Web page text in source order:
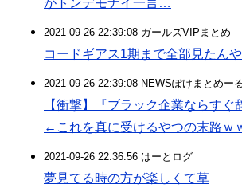
がトンデモナイ一言…
2021-09-26 22:39:08 ガールズVIPまとめ
コードギアス1期まで全部見たん
2021-09-26 22:39:08 NEWSぽけまとめー
【衝撃】『ブラック企業ならすぐ
←これを真に受けるやつの末路ｗ
2021-09-26 22:36:56 はーとログ
夢見てる時の方が楽しくて草